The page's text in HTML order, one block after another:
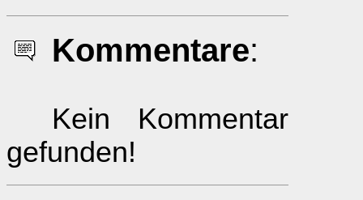
Kommentare:
Kein Kommentar
gefunden!